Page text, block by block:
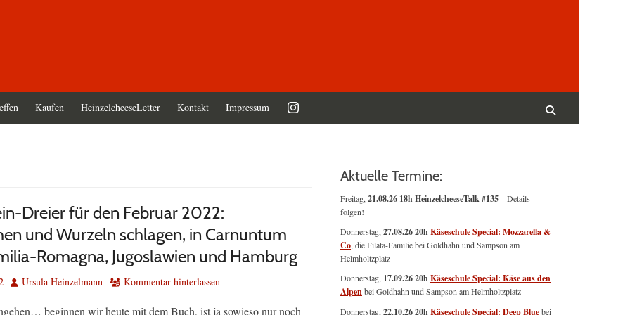
Kaufen HeinzelcheeseLetter Kontakt Impressum
Dreier für den Februar 2022:
und Wurzeln schlagen, in Carnuntum
Romagna, Jugoslawien und Hamburg
AutorUrsula Heinzelmann Kommentar hinterlassen
beginnen wir heute mit dem Buch, ist ja sowieso nur noch
Aktuelle Termine:
Freitag, 21.08.26 18h HeinzelcheeseTalk #135– Details
folgen!
Donnerstag, 27.08.26 20hKäseschule Special: Mozzarella &
Co , die Filata-Familie bei Goldhahn und Sampson am
Helmholtzplatz
Donnerstag, 17.09.26 20hKäseschule Special: Käse aus den
Alpenbei Goldhahn und Sampson am Helmholtzplatz
Donnerstag, 22.10.26 20hKäseschule Special: Deep Bluebei